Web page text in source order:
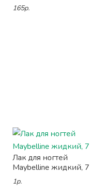
165р.
Лак для ногтей
Maybelline жидкий,
1р.